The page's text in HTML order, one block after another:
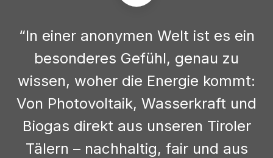
“In einer anonymen Welt ist es ein
besonderes Gefühl, genau zu
wissen, woher die Energie kommt:
Von Photovoltaik, Wasserkraft und
Biogas direkt aus unseren Tiroler
Tälern – nachhaltig, fair und aus